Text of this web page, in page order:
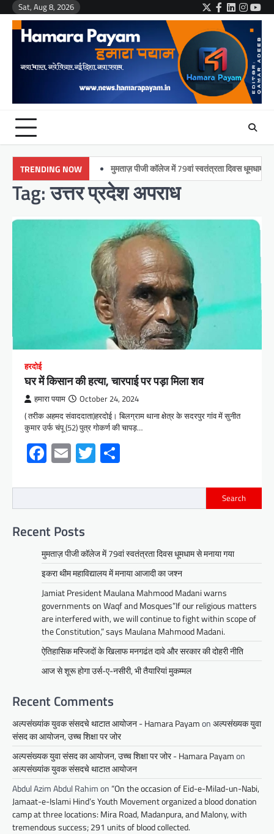
Skip
content
Sat, Aug 8, 2026 Twitter
Facebook
LinkedIn
TRENDING NOW मुमताज़ पीजी कॉलेज में 79वां स्वतंत्रता दिवस धूमधाम से मनाया
Tag:उत्तर प्रदेश अपराध
हरदोई
घर में किसान की हत्या, चारपाई पर पड़ा मिला शव
हमारा पयाम October 24, 2024
( तरीक अहमद संवाददाता)हरदोई। बिलग्राम थाना क्षेत्र के सदरपुर गांव में सुनीत
कुमार उर्फ चंपू (52) पुत्र गोकर्ण की चापड़…
Facebook
EmailTwitter
Search
Recent Posts
मुमताज़ पीजी कॉलेज में 79वां स्वतंत्रता दिवस धूमधाम से मनाया गया
इकरा थीम महाविद्यालय में मनाया आजादी का जश्न
Jamiat President Maulana Mahmood Madani warns
governments on Waqf and Mosques”If our religious matters
are interfered with, we will continue to fight within scope of
the Constitution,” says Maulana Mahmood Madani.
ऐतिहासिक मस्जिदों के खिलाफ मनगढंत दावे और सरकार की दोहरी नीति
आज से शूरू होगा उर्स-ए-नसीरी, भी तैयारियां मुकम्मल
Recent Comments
अल्पसंख्यांक युवक संसदचे थाटात आयोजन - Hamara Payamonअल्पसंख्यक युवा
संसद का आयोजन, उच्च शिक्षा पर जोर
अल्पसंख्यक युवा संसद का आयोजन, उच्च शिक्षा पर जोर - Hamara Payamon
अल्पसंख्यांक युवक संसदचे थाटात आयोजन
Abdul Azim Abdul Rahimon “On the occasion of Eid-e-Milad-un-Nabi,
Jamaat-e-Islami Hind’s Youth Movement organized a blood donation
camp at three locations: Mira Road, Madanpura, and Malony, with
tremendous success; 291 units of blood collected.